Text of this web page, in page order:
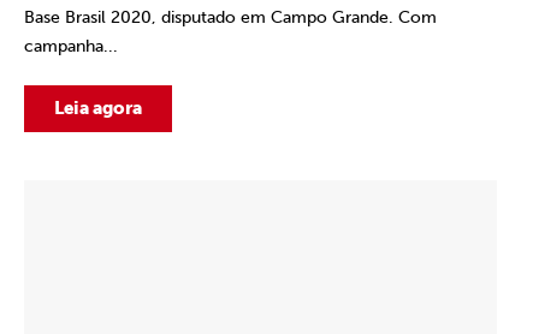
Base Brasil 2020, disputado em Campo Grande. Com
campanha...
Leia agora